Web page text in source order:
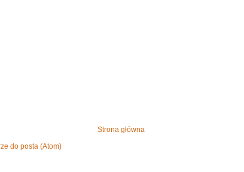
Strona główna
do posta (Atom)